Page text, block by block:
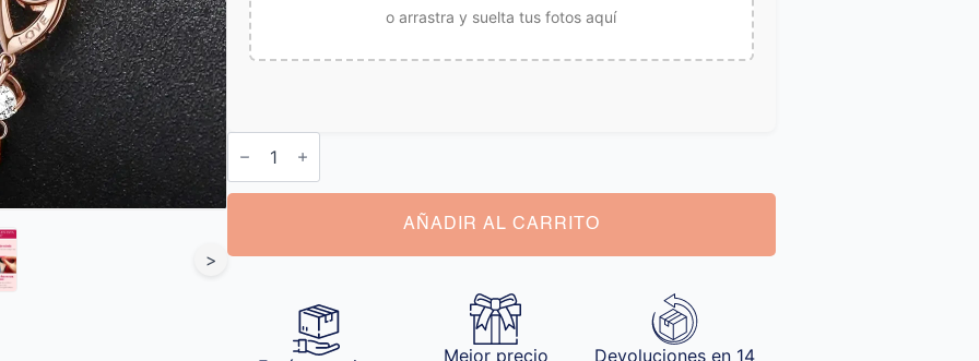
>
o arrastra y suelta tus fotos aquí
Pulsera
Foto
cantidad
AÑADIR AL CARRITO
Mejor precio Devoluciones en 14